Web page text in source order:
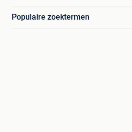
Populaire zoektermen